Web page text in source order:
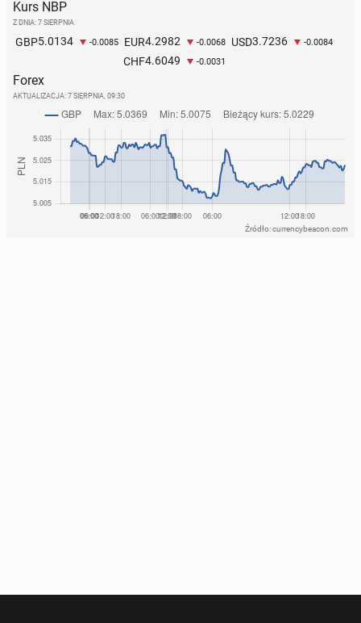
Kurs NBP
Z DNIA: 7 SIERPNIA
GBP5.0134 -0.0085 EUR4.2982 -0.0068 USD3.7236 -0.0084
CHF4.6049 -0.0031
Forex
AKTUALIZACJA: 7 SIERPNIA, 09:30
Źródło: currencybeacon.com